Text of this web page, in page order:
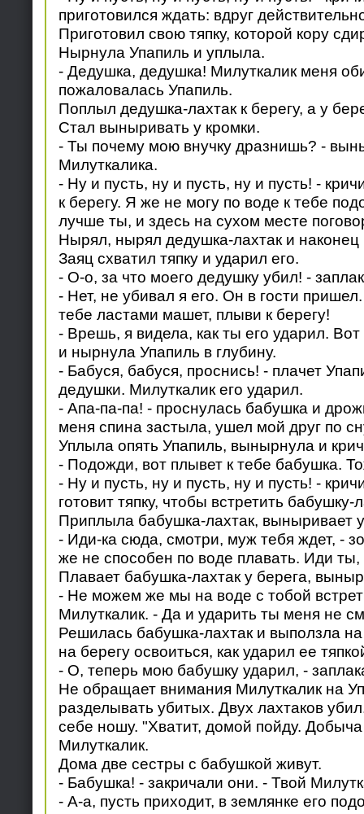
приготовился ждать: вдруг
Приготовил свою тяпку, которой кору
Нырнула Упапиль и уплыла.
- Дедушка, дедушка! Милуткалик меня
пожаловалась Упапиль.
Поплыл дедушка-лахтак к берегу, а у
Стал выныривать у кромки.
- Ты почему мою внучку дразнишь? -
Милуткалика.
- Ну и пусть, ну и пусть, ну и пусть! -
к берегу. Я же не могу по воде к тебе
лучше ты, и здесь на сухом месте
Нырял, нырял дедушка-лахтак и наконец
Заяц схватил тяпку и ударил его.
- О-о, за что моего дедушку убил! -
- Нет, не убивал я его. Он в гости
тебе ластами машет, плыви к берегу!
- Врешь, я видела, как ты его ударил.
и нырнула Упапиль в глубину.
- Бабуся, бабуся, проснись! - плачет
дедушки. Милуткалик его ударил.
- Апа-па-па! - проснулась бабушка и
меня спина застыла, ушел мой друг по
Уплыла опять Упапиль, вынырнула и
- Подожди, вот плывет к тебе бабушка.
- Ну и пусть, ну и пусть, ну и пусть! -
готовит тяпку, чтобы встретить бабушку-
Приплыла бабушка-лахтак, выныривает
- Иди-ка сюда, смотри, муж тебя ждет, -
же не способен по воде плавать. Иди ты,
Плавает бабушка-лахтак у берега,
- Не можем же мы на воде с тобой
Милуткалик. - Да и ударить ты меня не
Решилась бабушка-лахтак и выползла
на берегу освоиться, как ударил ее
- О, теперь мою бабушку ударил, -
Не обращает внимания Милуткалик на
разделывать убитых. Двух лахтаков
себе ношу. "Хватит, домой пойду.
Милуткалик.
Дома две сестры с бабушкой живут.
- Бабушка! - закричали они. - Твой
- А-а, пусть приходит, в землянке его